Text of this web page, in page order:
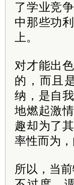
了学业竞
中那些功
上。
对才能出
的，而且
纳，是自
地燃起激
趣却为了
率性而为
所以，当